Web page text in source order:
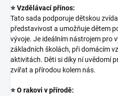
⭐ Vzdělávací přínos:
Tato sada podporuje dětskou
představivost a umožňuje dětem
vývoje. Je ideálním nástrojem pro
základních školách, při domácím
aktivitách. Děti si díky ní uvědomí
zvířat a přírodou kolem nás.
⭐ O rakovi v přírodě: